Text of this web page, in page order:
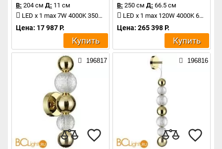
В: 204 см Д: 11 см
LED x 1 max 7W 4000K 350Lm
Цена: 17 987 Р.
Купить
В: 250 см Д: 66.5 см
LED x 1 max 120W 4000K 6600Lm
Цена: 265 398 Р.
Купить
196817 196816